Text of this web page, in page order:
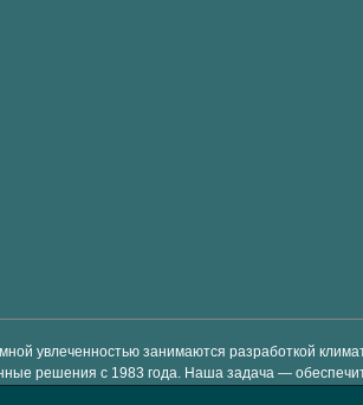
увлеченностью занимаются разработкой
решения с 1983 года. Наша задача —